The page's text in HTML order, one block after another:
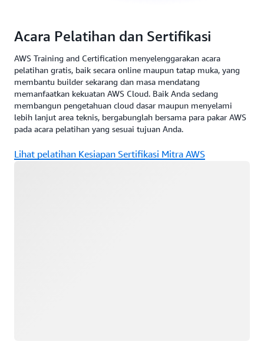
Acara Pelatihan dan Sertifikasi
AWS Training and Certification menyelenggarakan acara
pelatihan gratis, baik secara online maupun tatap muka, yang
membantu builder sekarang dan masa mendatang
memanfaatkan kekuatan AWS Cloud. Baik Anda sedang
membangun pengetahuan cloud dasar maupun menyelami
lebih lanjut area teknis, bergabunglah bersama para pakar AWS
pada acara pelatihan yang sesuai tujuan Anda.
Lihat pelatihan Kesiapan Sertifikasi Mitra AWS